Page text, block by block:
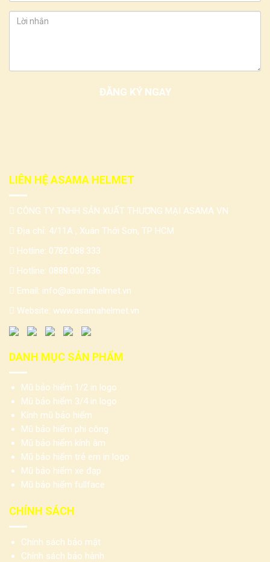
LIÊN HỆ ASAMA HELMET
CÔNG TY TNHH SẢN XUẤT THƯƠNG MẠI ASAMA VN
Địa chỉ: 4/11A , Xuân Thới Sơn, TP HCM
Hotline: 0782.088.333
Hotline: 0888.000.336
Email: info@asamahelmet.vn
Website: www.asamahelmet.vn
DANH MỤC SẢN PHẨM
Mũ bảo hiểm 1/2 in logo
Mũ bảo hiểm 3/4 in logo
Kính mũ bảo hiểm
Mũ bảo hiểm phi công
Mũ bảo hiểm kính âm
Mũ bảo hiểm trẻ em in logo
Mũ bảo hiểm xe đạp
Mũ bảo hiểm fullface
CHÍNH SÁCH
Chính sách bảo mật
Chính sách bảo hành